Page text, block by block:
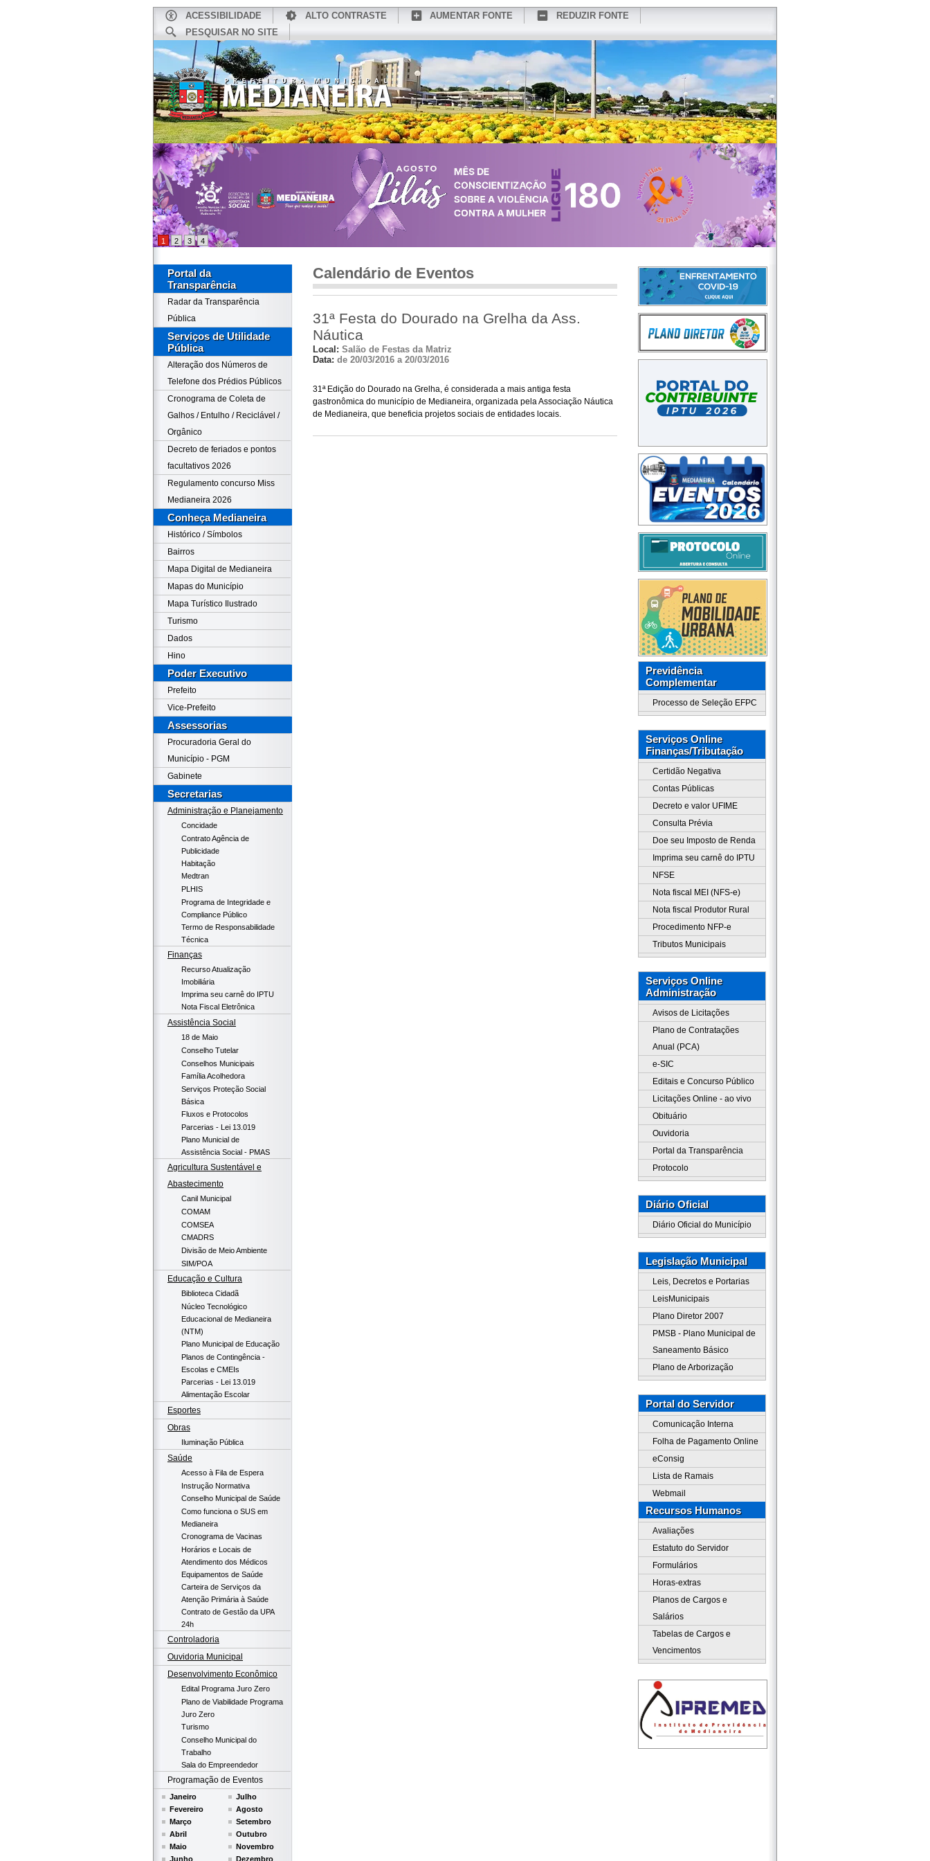
ACESSIBILIDADE ALTO CONTRASTE AUMENTAR FONTE
REDUZIR FONTE
PESQUISAR NO SITE
CONHEÇA MEDIANEIRA REDES SOCIAIS WEBMAIL
1 2 3 4
Portal da
Transparência
Radar da Transparência
Pública
Serviços de Utilidade
Pública
Alteração dos Números de
Telefone dos Prédios Públicos
Cronograma de Coleta de
Galhos / Entulho / Reciclável /
Orgânico
Decreto de feriados e pontos
facultativos 2026
Regulamento concurso Miss
Medianeira 2026
Conheça Medianeira
Histórico / Símbolos
Bairros
Mapa Digital de Medianeira
Mapas do Município
Mapa Turístico Ilustrado
Turismo
Dados
Hino
Poder Executivo
Prefeito
Vice-Prefeito
Assessorias
Procuradoria Geral do
Município - PGM
Gabinete
Secretarias
Administração e Planejamento
Concidade
Contrato Agência de
Publicidade
Habitação
Medtran
PLHIS
Programa de Integridade e
Compliance Público
Termo de Responsabilidade
Técnica
Finanças
Recurso Atualização
Imobiliária
Imprima seu carnê do IPTU
Nota Fiscal Eletrônica
Assistência Social
18 de Maio
Conselho Tutelar
Conselhos Municipais
Família Acolhedora
Serviços Proteção Social
Básica
Fluxos e Protocolos
Parcerias - Lei 13.019
Plano Municial de
Assistência Social - PMAS
Agricultura Sustentável e
Abastecimento
Canil Municipal
COMAM
COMSEA
CMADRS
Divisão de Meio Ambiente
SIM/POA
Educação e Cultura
Biblioteca Cidadã
Núcleo Tecnológico
Educacional de Medianeira
(NTM)
Plano Municipal de Educação
Planos de Contingência -
Escolas e CMEIs
Parcerias - Lei 13.019
Alimentação Escolar
Esportes
Obras
Iluminação Pública
Saúde
Acesso à Fila de Espera
Instrução Normativa
Conselho Municipal de Saúde
Como funciona o SUS em
Medianeira
Cronograma de Vacinas
Horários e Locais de
Atendimento dos Médicos
Equipamentos de Saúde
Carteira de Serviços da
Atenção Primária à Saúde
Contrato de Gestão da UPA
24h
Controladoria
Ouvidoria Municipal
Desenvolvimento Econômico
Edital Programa Juro Zero
Plano de Viabilidade Programa
Juro Zero
Turismo
Conselho Municipal do
Trabalho
Sala do Empreendedor
Programação de Eventos
Janeiro
Fevereiro
Março
Abril
Maio
Junho
Julho
Agosto
Setembro
Outubro
Novembro
Dezembro
Calendário de Eventos
31ª Festa do Dourado na Grelha da Ass.
Náutica
Local: Salão de Festas da Matriz
Data: de 20/03/2016 a 20/03/2016
31ª Edição do Dourado na Grelha, é considerada a mais antiga festa
gastronômica do município de Medianeira, organizada pela Associação Náutica
de Medianeira, que beneficia projetos sociais de entidades locais.
Previdência
Complementar
Processo de Seleção EFPC
Serviços Online
Finanças/Tributação
Certidão Negativa
Contas Públicas
Decreto e valor UFIME
Consulta Prévia
Doe seu Imposto de Renda
Imprima seu carnê do IPTU
NFSE
Nota fiscal MEI (NFS-e)
Nota fiscal Produtor Rural
Procedimento NFP-e
Tributos Municipais
Serviços Online
Administração
Avisos de Licitações
Plano de Contratações
Anual (PCA)
e-SIC
Editais e Concurso Público
Licitações Online - ao vivo
Obituário
Ouvidoria
Portal da Transparência
Protocolo
Diário Oficial
Diário Oficial do Município
Legislação Municipal
Leis, Decretos e Portarias
LeisMunicipais
Plano Diretor 2007
PMSB - Plano Municipal de
Saneamento Básico
Plano de Arborização
Portal do Servidor
Comunicação Interna
Folha de Pagamento Online
eConsig
Lista de Ramais
Webmail
Recursos Humanos
Avaliações
Estatuto do Servidor
Formulários
Horas-extras
Planos de Cargos e
Salários
Tabelas de Cargos e
Vencimentos